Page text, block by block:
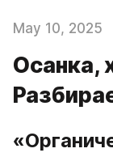
May 10, 2025
Осанка,